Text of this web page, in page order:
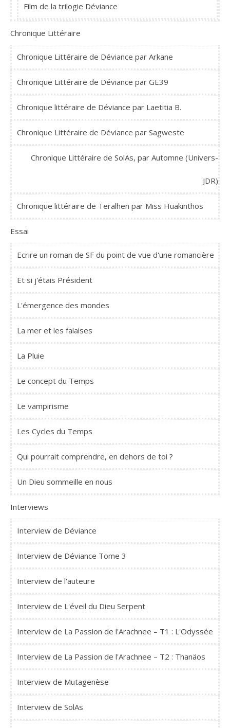
Film de la trilogie Déviance
Chronique Littéraire
Chronique Littéraire de Déviance par Arkane
Chronique Littéraire de Déviance par GE39
Chronique littéraire de Déviance par Laetitia B.
Chronique Littéraire de Déviance par Sagweste
Chronique Littéraire de SolAs, par Automne (Univers-
JDR)
Chronique littéraire de Teralhen par Miss Huakinthos
Essai
Ecrire un roman de SF du point de vue d'une romancière
Et si j'étais Président
L'émergence des mondes
La mer et les falaises
La Pluie
Le concept du Temps
Le vampirisme
Les Cycles du Temps
Qui pourrait comprendre, en dehors de toi ?
Un Dieu sommeille en nous
Interviews
Interview de Déviance
Interview de Déviance Tome 3
Interview de l'auteure
Interview de L'éveil du Dieu Serpent
Interview de La Passion de l'Arachnee – T1 : L'Odyssée
Interview de La Passion de l'Arachnee – T2 : Thanäos
Interview de Mutagenèse
Interview de SolAs